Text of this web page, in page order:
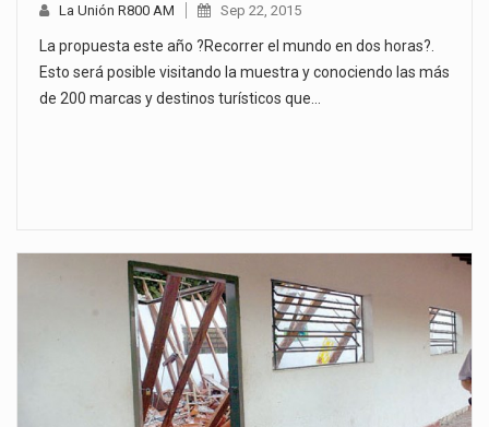
La Unión R800 AM Sep 22, 2015
La propuesta este año ?Recorrer el mundo en dos horas?.
Esto será posible visitando la muestra y conociendo las más
de 200 marcas y destinos turísticos que…